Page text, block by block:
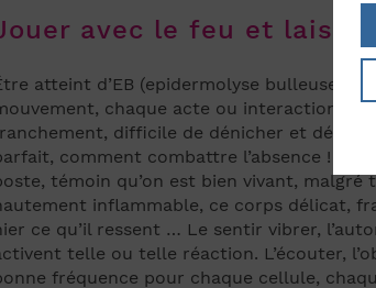
avec le feu et
atteint d’EB (epidermolyse bulleuse)
chaque acte ou interaction
difficile de dénicher et
comment combattre l’absence !
témoin qu’on est bien vivant, malgré
inflammable, ce corps délicat,
ce qu’il ressent … Le sentir vibrer,
telle ou telle réaction. L’écouter,
fréquence pour chaque cellule,